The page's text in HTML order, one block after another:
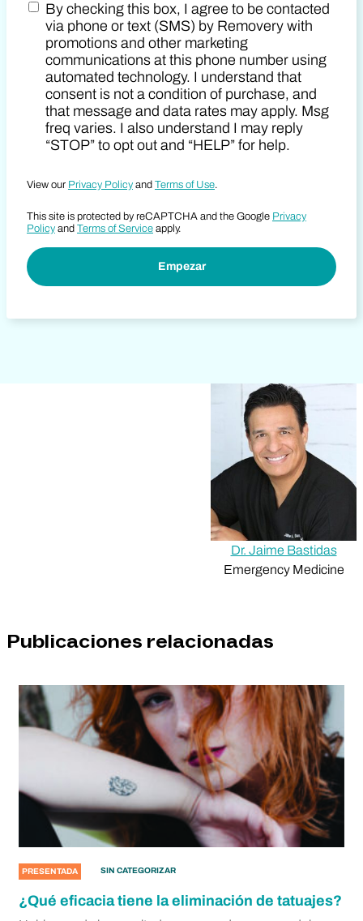
Zip Code
Marketing SMS Consent Terms
By checking this box, I agree to be contacted
via phone or text (SMS) by Removery with
promotions and other marketing
communications at this phone number using
automated technology. I understand that
consent is not a condition of purchase, and
that message and data rates may apply. Msg
freq varies. I also understand I may reply
“STOP” to opt out and “HELP” for help.
View our Privacy Policy and Terms of Use.
This site is protected by reCAPTCHA and the Google Privacy
Policy and Terms of Service apply.
Dr. Jaime Bastidas
Emergency Medicine
Publicaciones relacionadas
PRESENTADA SIN CATEGORIZAR
¿Qué eficacia tiene la eliminación de tatuajes?